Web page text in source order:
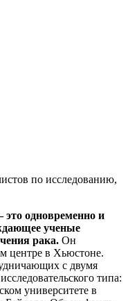
по исследованию,
это одновременно и
ученые
рака. Он
центре в Хьюстоне.
с двумя
типа:
университете в